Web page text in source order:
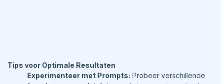
Tips voor Optimale Resultaten
Experimenteer met Prompts: Probeer verschillende